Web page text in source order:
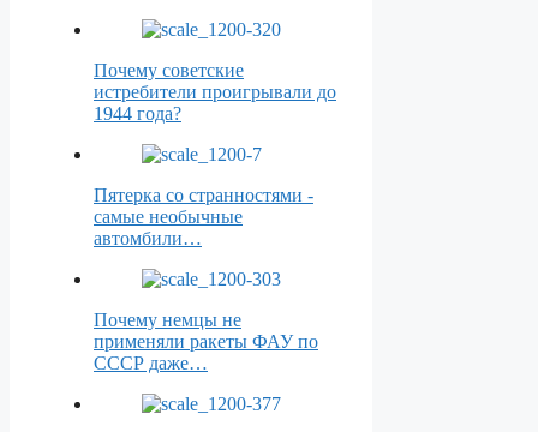
Почему советские
истребители проигрывали до
1944 года?
Пятерка со странностями -
самые необычные
автомбили…
Почему немцы не
применяли ракеты ФАУ по
СССР даже…